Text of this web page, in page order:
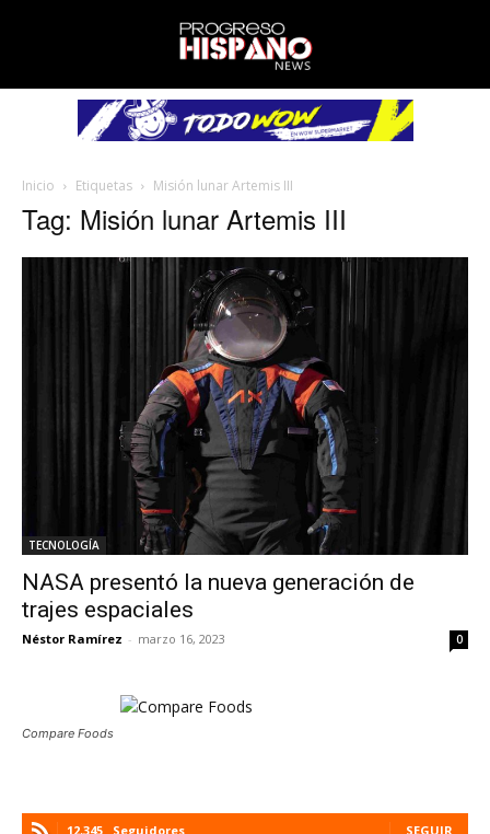
Inicio Etiquetas Misión lunar Artemis III
Tag: Misión lunar Artemis III
TECNOLOGÍA
NASA presentó la nueva generación de
trajes espaciales
Néstor Ramírez - marzo 16, 2023 0
Compare Foods
12,345 Seguidores SEGUIR